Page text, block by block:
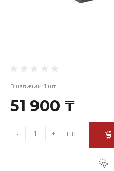
В наличии: 1 шт
51 900 ₸
- + шт.